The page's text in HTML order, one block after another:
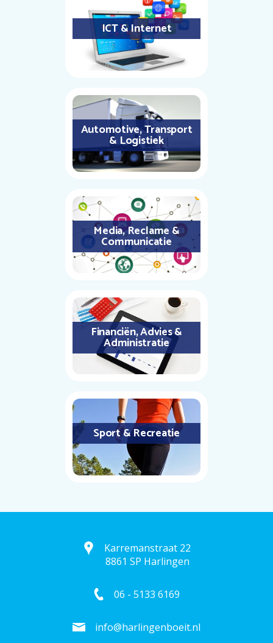
ICT & Internet
Automotive, Transport
& Logistiek
Media, Reclame &
Communicatie
Financiën, Advies &
Administratie
Sport & Recreatie
Karremanstraat 22
8861 SP Harlingen
06 - 5133 6169
info@harlingenboeit.nl